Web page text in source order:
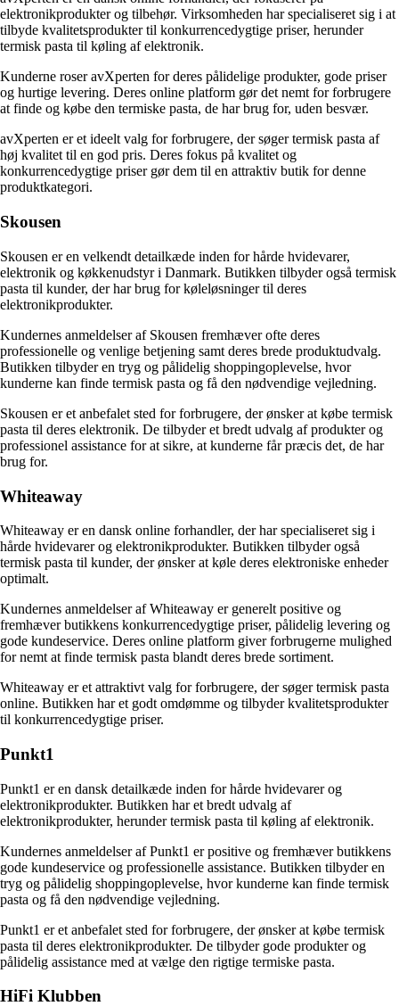
elektronikprodukter og tilbehør. Virksomheden har specialiseret sig i at
tilbyde kvalitetsprodukter til konkurrencedygtige priser, herunder
termisk pasta til køling af elektronik.
Kunderne roser avXperten for deres pålidelige produkter, gode priser
og hurtige levering. Deres online platform gør det nemt for forbrugere
at finde og købe den termiske pasta, de har brug for, uden besvær.
avXperten er et ideelt valg for forbrugere, der søger termisk pasta af
høj kvalitet til en god pris. Deres fokus på kvalitet og
konkurrencedygtige priser gør dem til en attraktiv butik for denne
produktkategori.
Skousen
Skousen er en velkendt detailkæde inden for hårde hvidevarer,
elektronik og køkkenudstyr i Danmark. Butikken tilbyder også termisk
pasta til kunder, der har brug for køleløsninger til deres
elektronikprodukter.
Kundernes anmeldelser af Skousen fremhæver ofte deres
professionelle og venlige betjening samt deres brede produktudvalg.
Butikken tilbyder en tryg og pålidelig shoppingoplevelse, hvor
kunderne kan finde termisk pasta og få den nødvendige vejledning.
Skousen er et anbefalet sted for forbrugere, der ønsker at købe termisk
pasta til deres elektronik. De tilbyder et bredt udvalg af produkter og
professionel assistance for at sikre, at kunderne får præcis det, de har
brug for.
Whiteaway
Whiteaway er en dansk online forhandler, der har specialiseret sig i
hårde hvidevarer og elektronikprodukter. Butikken tilbyder også
termisk pasta til kunder, der ønsker at køle deres elektroniske enheder
optimalt.
Kundernes anmeldelser af Whiteaway er generelt positive og
fremhæver butikkens konkurrencedygtige priser, pålidelig levering og
gode kundeservice. Deres online platform giver forbrugerne mulighed
for nemt at finde termisk pasta blandt deres brede sortiment.
Whiteaway er et attraktivt valg for forbrugere, der søger termisk pasta
online. Butikken har et godt omdømme og tilbyder kvalitetsprodukter
til konkurrencedygtige priser.
Punkt1
Punkt1 er en dansk detailkæde inden for hårde hvidevarer og
elektronikprodukter. Butikken har et bredt udvalg af
elektronikprodukter, herunder termisk pasta til køling af elektronik.
Kundernes anmeldelser af Punkt1 er positive og fremhæver butikkens
gode kundeservice og professionelle assistance. Butikken tilbyder en
tryg og pålidelig shoppingoplevelse, hvor kunderne kan finde termisk
pasta og få den nødvendige vejledning.
Punkt1 er et anbefalet sted for forbrugere, der ønsker at købe termisk
pasta til deres elektronikprodukter. De tilbyder gode produkter og
pålidelig assistance med at vælge den rigtige termiske pasta.
HiFi Klubben